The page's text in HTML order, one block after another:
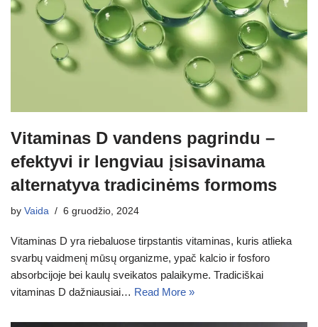
Vitaminas D vandens pagrindu –
efektyvi ir lengviau įsisavinama
alternatyva tradicinėms formoms
by Vaida 6 gruodžio, 2024
Vitaminas D yra riebaluose tirpstantis vitaminas, kuris atlieka
svarbų vaidmenį mūsų organizme, ypač kalcio ir fosforo
absorbcijoje bei kaulų sveikatos palaikyme. Tradiciškai
vitaminas D dažniausiai… Read More »